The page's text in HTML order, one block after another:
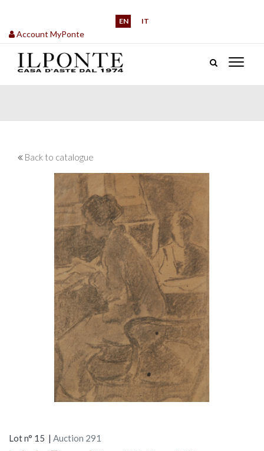
EN IT
Account MyPonte
Back to catalogue
Lot n° 15 | Auction 291